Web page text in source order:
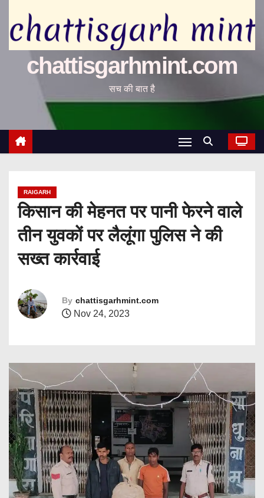
chattisgarhmint.com
सच की बात है
RAIGARH
किसान की मेहनत पर पानी फेरने वाले
तीन युवकों पर लैलूंगा पुलिस ने की
सख्त कार्रवाई
By chattisgarhmint.com
Nov 24, 2023